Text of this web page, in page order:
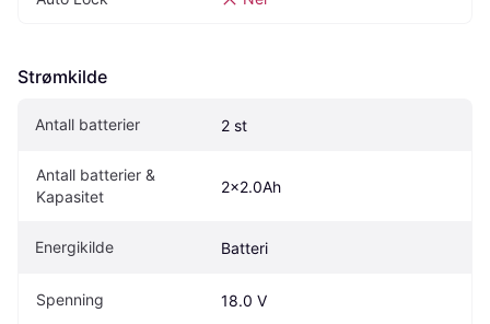
Strømkilde
Antall batterier 2 st
Antall batterier &
Kapasitet
2x2.0Ah
Energikilde Batteri
Spenning 18.0 V